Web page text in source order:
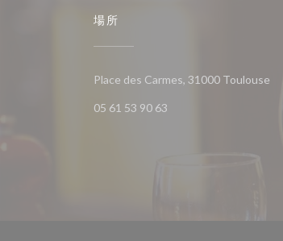
場所
Place des Carmes, 31000 Toulouse((
05 61 53 90 63